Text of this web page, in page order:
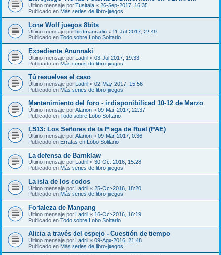
Último mensaje por Tusitala « 26-Sep-2017, 16:35
Publicado en Más series de libro-juegos
Lone Wolf juegos 8bits
Último mensaje por birdmanradio « 11-Jul-2017, 22:49
Publicado en Todo sobre Lobo Solitario
Expediente Anunnaki
Último mensaje por Ladril « 03-Jul-2017, 19:33
Publicado en Más series de libro-juegos
Tú resuelves el caso
Último mensaje por Ladril « 02-May-2017, 15:56
Publicado en Más series de libro-juegos
Mantenimiento del foro - indisponibilidad 10-12 de Marzo
Último mensaje por Alarion « 09-Mar-2017, 22:37
Publicado en Todo sobre Lobo Solitario
LS13: Los Señores de la Plaga de Ruel (PAE)
Último mensaje por Alarion « 09-Mar-2017, 0:36
Publicado en Erratas en Lobo Solitario
La defensa de Barnklaw
Último mensaje por Ladril « 30-Oct-2016, 15:28
Publicado en Más series de libro-juegos
La isla de los dodos
Último mensaje por Ladril « 25-Oct-2016, 18:20
Publicado en Más series de libro-juegos
Fortaleza de Manpang
Último mensaje por Ladril « 16-Oct-2016, 16:19
Publicado en Todo sobre Lobo Solitario
Alicia a través del espejo - Cuestión de tiempo
Último mensaje por Ladril « 09-Ago-2016, 21:48
Publicado en Más series de libro-juegos